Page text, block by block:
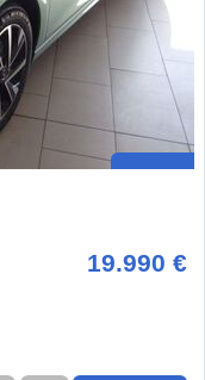
19.990 €